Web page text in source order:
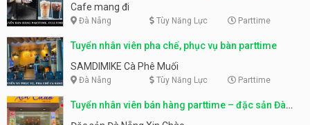
Cafe mang đi
Đà Nẵng Tùy Năng Lực Parttime
Tuyển nhân viên pha chế, phục vụ bàn parttime
SAMDIMIKE Cà Phê Muối
Đà Nẵng Tùy Năng Lực Parttime
Tuyển nhân viên bán hàng parttime – đặc sản Đà
Nẵng